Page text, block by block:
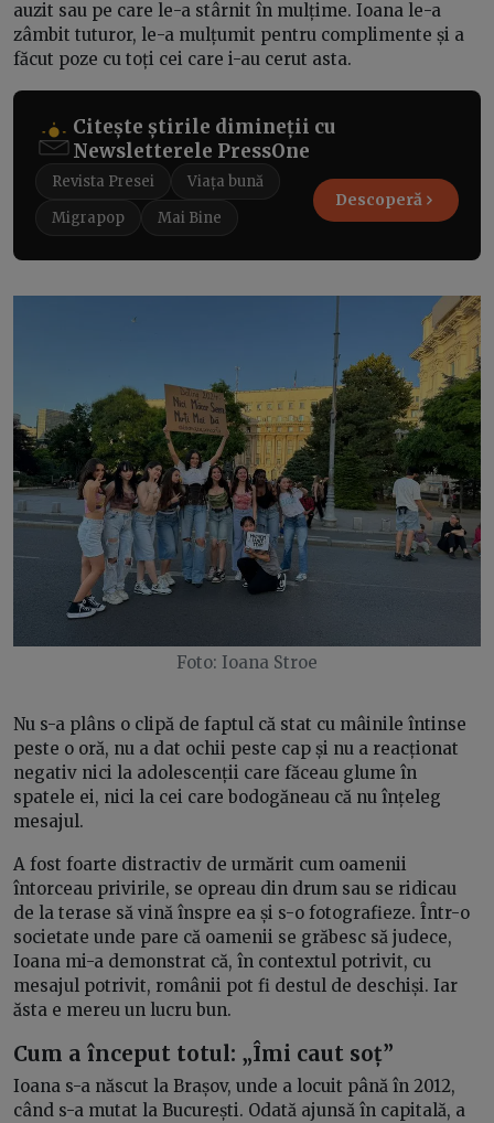
auzit sau pe care le-a stârnit în mulțime. Ioana le-a
zâmbit tuturor, le-a mulțumit pentru complimente și a
făcut poze cu toți cei care i-au cerut asta.
Citește știrile dimineții cu
Newsletterele PressOne
Revista Presei
Viața bună
Migrapop
Mai Bine
Descoperă
Foto: Ioana Stroe
Nu s-a plâns o clipă de faptul că stat cu mâinile întinse
peste o oră, nu a dat ochii peste cap și nu a reacționat
negativ nici la adolescenții care făceau glume în
spatele ei, nici la cei care bodogăneau că nu înțeleg
mesajul.
A fost foarte distractiv de urmărit cum oamenii
întorceau privirile, se opreau din drum sau se ridicau
de la terase să vină înspre ea și s-o fotografieze. Într-o
societate unde pare că oamenii se grăbesc să judece,
Ioana mi-a demonstrat că, în contextul potrivit, cu
mesajul potrivit, românii pot fi destul de deschiși. Iar
ăsta e mereu un lucru bun.
Cum a început totul: „Îmi caut soț”
Ioana s-a născut la Brașov, unde a locuit până în 2012,
când s-a mutat la București. Odată ajunsă în capitală, a